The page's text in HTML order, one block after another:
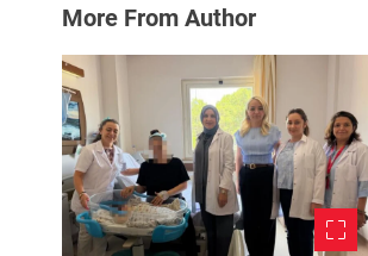
More From Author